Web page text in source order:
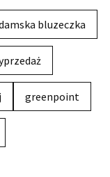
bluzeczka
greenpoint